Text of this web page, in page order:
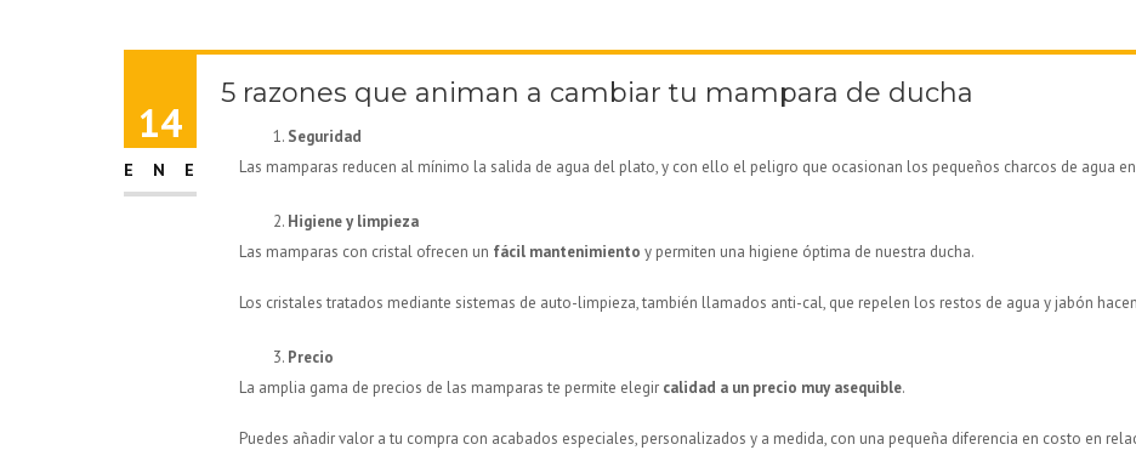
14
ENE
5 razones que animan a cambiar tu mampara de ducha
Seguridad
Las mamparas reducen al mínimo la salida de agua del plato, y con ello el peligro que ocasionan los pequeños charcos de agua
Higiene y limpieza
Las mamparas con cristal ofrecen un fácil mantenimiento y permiten una higiene óptima de nuestra ducha.
Los cristales tratados mediante sistemas de auto-limpieza, también llamados anti-cal, que repelen los restos de agua y jabón
Precio
La amplia gama de precios de las mamparas te permite elegir calidad a un precio muy asequible.
Puedes añadir valor a tu compra con acabados especiales, personalizados y a medida, con una pequeña diferencia en costo en